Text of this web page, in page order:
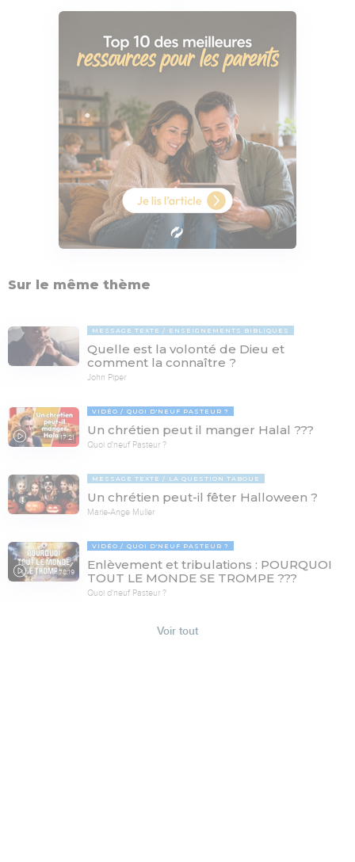
Sur le même thème
MESSAGE TEXTE ENSEIGNEMENTS BIBLIQUES
Quelle est la volonté de Dieu et
comment la connaître ?
John Piper
17:21
VIDÉO QUOI D'NEUF PASTEUR ?
Un chrétien peut il manger Halal ???
Quoi d'neuf Pasteur ?
MESSAGE TEXTE LA QUESTION TABOUE
Un chrétien peut-il fêter Halloween ?
Marie-Ange Muller
78:19
VIDÉO QUOI D'NEUF PASTEUR ?
Enlèvement et tribulations : POURQUOI
TOUT LE MONDE SE TROMPE ???
Quoi d'neuf Pasteur ?
Voir tout